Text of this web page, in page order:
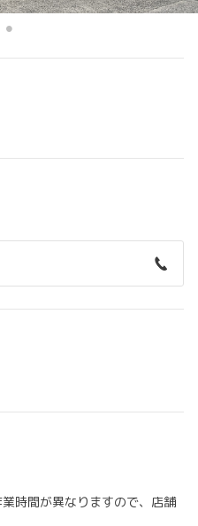
時間が異なりますので、店舗